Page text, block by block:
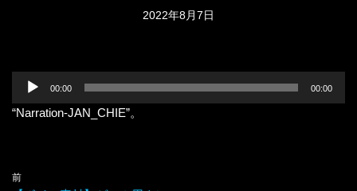
2022年8月7日
プ
ヤ
00:00 00:00
“Narration-JAN_CHIE”。
前